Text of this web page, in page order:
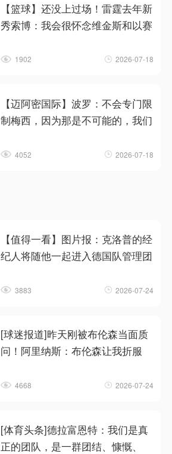
【篮球】还没上过场！雷霆去年新
秀索博：我会很怀念维金斯和以赛
1902 2026-07-18
【迈阿密国际】波罗：不会专门限
制梅西，因为那是不可能的，我们
4052 2026-07-18
【值得一看】图片报：克洛普的经
纪人将随他一起进入德国队管理团
3883 2026-07-24
[球迷报道]昨天刚被布伦森当面质
问！阿里纳斯：布伦森让我折服
4668 2026-07-24
[体育头条]德拉富恩特：我们是真
正的团队，是一群团结、慷慨、